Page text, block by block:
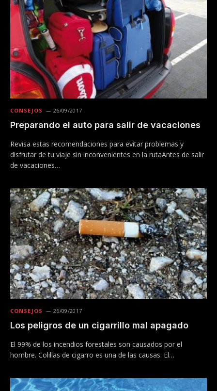
CONSEJOS 26/09/2017
Preparando el auto para salir de vacaciones
Revisa estas recomendaciones para evitar problemas y
disfrutar de tu viaje sin inconvenientes en la rutaAntes de salir
de vacaciones…
CONSEJOS 26/09/2017
Los peligros de un cigarrillo mal apagado
El 99% de los incendios forestales son causados por el
hombre. Colillas de cigarro es una de las causas. El…